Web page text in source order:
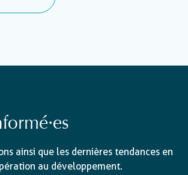
ainsi que les dernières tendances en
au développement.